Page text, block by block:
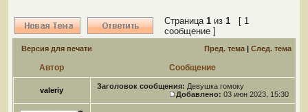
Страница 1 из 1 [ 1
сообщение ]
Версия для печати Пред. тема | След. тема
Автор Сообщение
valeriy Заголовок сообщения: Девушка гомоку
Добавлено: 03 июн 2023, 15:30